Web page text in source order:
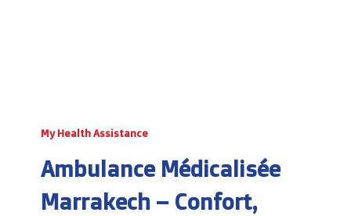
My Health Assistance
Ambulance Médicalisée
Marrakech – Confort,